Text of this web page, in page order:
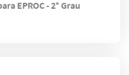
EPROC - 2° Grau